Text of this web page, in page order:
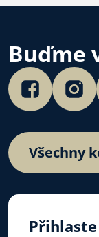
Buďme
Všechny